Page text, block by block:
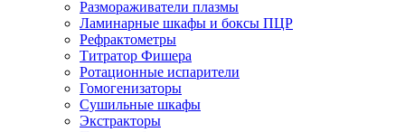
Размораживатели плазмы
Ламинарные шкафы и боксы ПЦР
Рефрактометры
Титратор Фишера
Ротационные испарители
Гомогенизаторы
Сушильные шкафы
Экстракторы